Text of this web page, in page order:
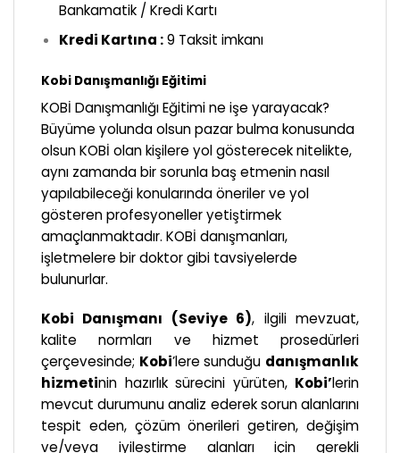
Bankamatik / Kredi Kartı
Kredi Kartına :9 Taksit imkanı
Kobi Danışmanlığı Eğitimi
KOBİ Danışmanlığı Eğitimi ne işe yarayacak?
Büyüme yolunda olsun pazar bulma konusunda
olsun KOBİ olan kişilere yol gösterecek nitelikte,
aynı zamanda bir sorunla baş etmenin nasıl
yapılabileceği konularında öneriler ve yol
gösteren profesyoneller yetiştirmek
amaçlanmaktadır. KOBİ danışmanları,
işletmelere bir doktor gibi tavsiyelerde
bulunurlar.
Kobi Danışmanı (Seviye 6), ilgili mevzuat,
kalite normları ve hizmet prosedürleri
çerçevesinde; Kobi’lere sunduğu danışmanlık
hizmetinin hazırlık sürecini yürüten, Kobi’lerin
mevcut durumunu analiz ederek sorun alanlarını
tespit eden, çözüm önerileri getiren, değişim
ve/veya iyileştirme alanları için gerekli